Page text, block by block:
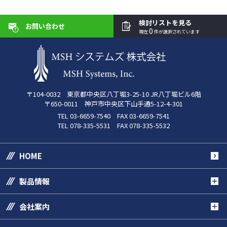
お問い合わせ 検討リストを見る
現在0 件が選択されています
〒104-0032 東京都中央区八丁堀3-25-10 JR八丁堀ビル6階
〒650-0011 神戸市中央区下山手通5-12-4-301
TEL 03-6659-7540 FAX 03-6659-7541
TEL 078-335-5531 FAX 078-335-5532
HOME
製品情報
会社案内